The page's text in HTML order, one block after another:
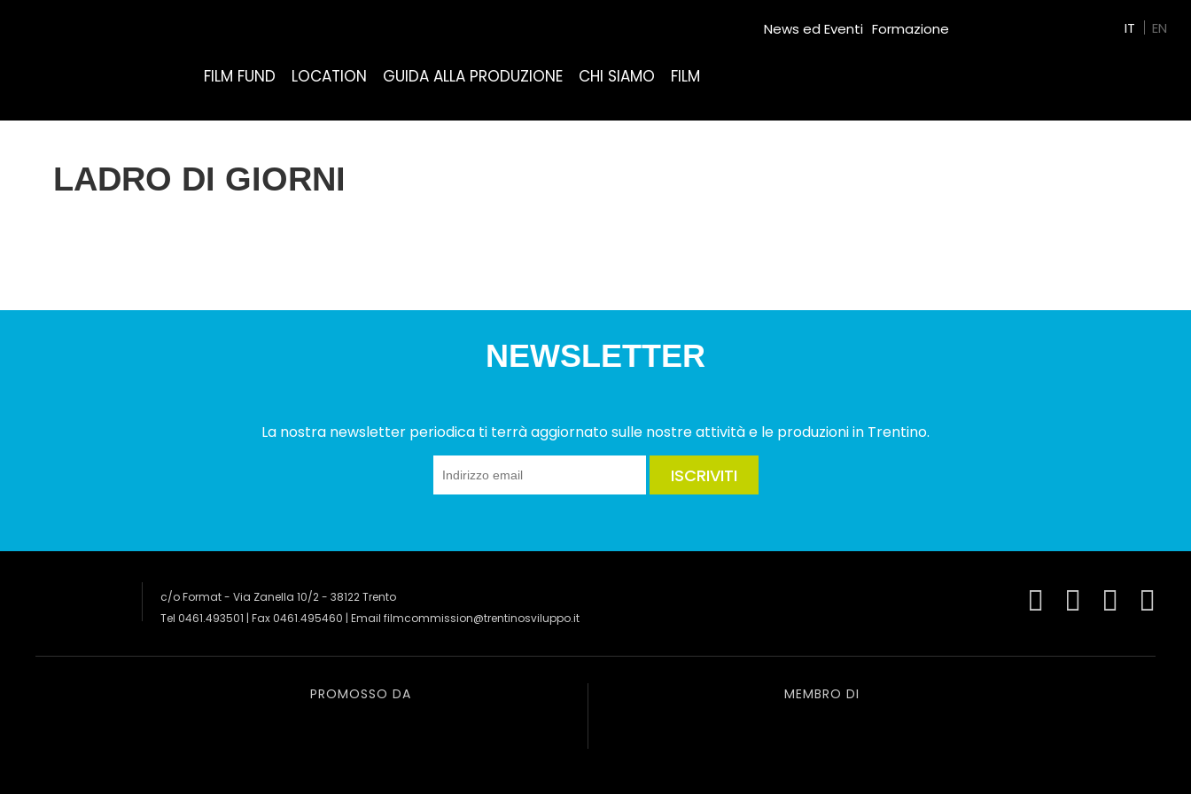
FILM FUND LOCATION GUIDA ALLA PRODUZIONE CHI SIAMO FILM
News ed Eventi Formazione IT EN
LADRO DI GIORNI
NEWSLETTER
La nostra newsletter periodica ti terrà aggiornato sulle nostre attività e le produzioni in Trentino.
ISCRIVITI
c/o Format - Via Zanella 10/2 - 38122 Trento
Tel 0461.493501 | Fax 0461.495460 | Email filmcommission@trentinosviluppo.it
PROMOSSO DA MEMBRO DI